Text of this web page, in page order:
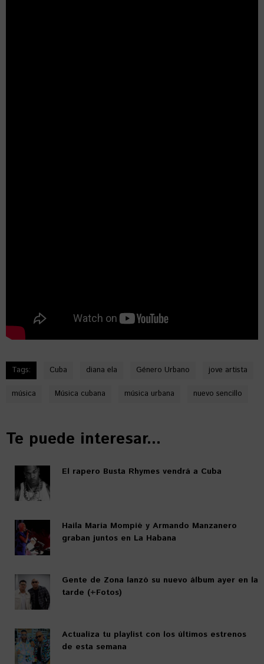
Tags: Cuba diana ela Género Urbano jove artista
música Música cubana música urbana nuevo sencillo
Te puede interesar...
El rapero Busta Rhymes vendrá a Cuba
Haila María Mompié y Armando Manzanero
graban juntos en La Habana
Gente de Zona lanzó su nuevo álbum ayer en la
tarde (+Fotos)
Actualiza tu playlist con los últimos estrenos
de esta semana